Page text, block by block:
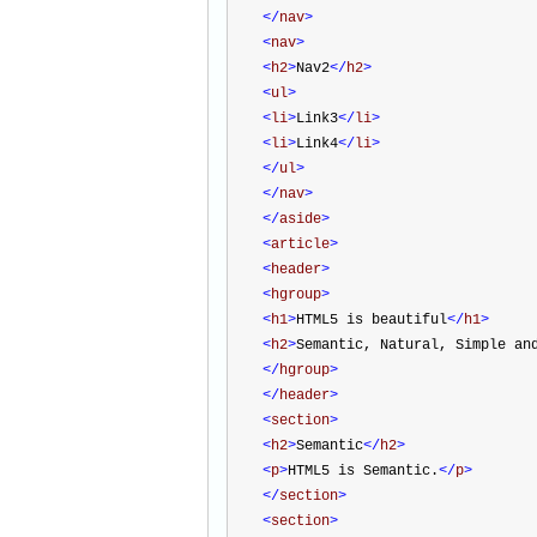
</nav>
<nav>
<h2>Nav2</h2>
<ul>
<li>Link3</ li>
<li>Link4</ li>
</ul>
</nav>
</aside>
<article>
<header>
<hgroup>
<h1>HTML5 is beautiful</h1>
<h2>Semantic, Natural, Simple
</hgroup>
</header>
<section>
<h2>Semantic</h2>
<p>HTML5 is Semantic.</p>
</section>
<section>